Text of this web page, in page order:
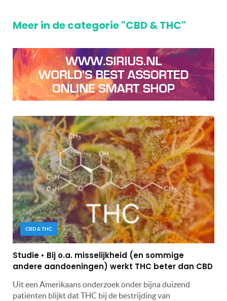
Meer in de categorie "CBD & THC"
CBD & THC
Studie • Bij o.a. misselijkheid (en sommige
andere aandoeningen) werkt THC beter dan CBD
Uit een Amerikaans onderzoek onder bijna duizend
patiënten blijkt dat THC bij de bestrijding van